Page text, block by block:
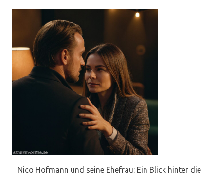
Nico Hofmann und seine Ehefrau: Ein Blick hinter die